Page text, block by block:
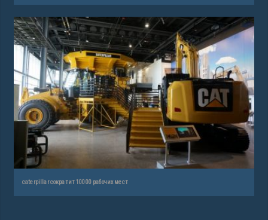
caterpillar сократит 10000 рабочих мест